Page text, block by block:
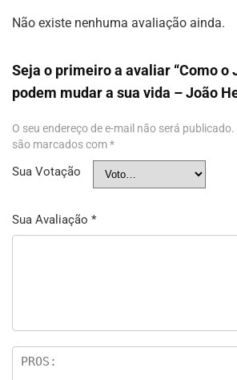
Não existe nenhuma avaliação ainda.
Seja o primeiro a avaliar “Como o
podem mudar a sua vida – João
O seu endereço de e-mail não será publicado.
são marcados com*
Sua Votação
Sua Avaliação *